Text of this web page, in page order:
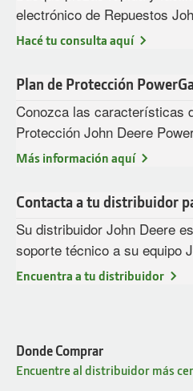
electrónico de Repuestos
Hacé tu consulta aquí
Plan de Protección
Conozca las características
Protección John Deere
Más información aquí
Contacta a tu distribuidor
Su distribuidor John Deere
soporte técnico a su equipo
Encuentra a tu distribuidor
Donde Comprar
Encuentre al distribuidor más